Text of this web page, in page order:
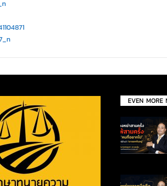
EVEN MORE